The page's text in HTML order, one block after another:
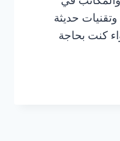
حديثة
كنت بحاجة